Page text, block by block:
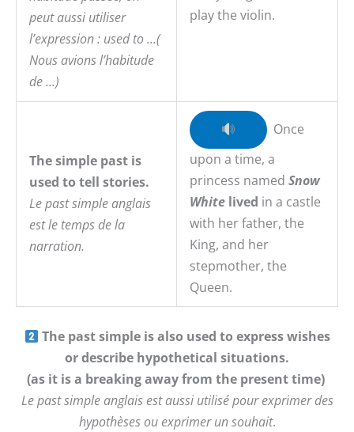
peut aussi utiliser
l’expression : used to …(
Nous avions l’habitude
de …)
play the violin.
The simple past is
used to tell stories.
Le pastsimple anglais
est le temps de la
narration.
Once
upon a time, a
princess named Snow
White lived in a castle
with her father, the
King, and her
stepmother, the
Queen.
The past simple is also used to express wishes
or describe hypothetical situations.
(as it is a breaking away from the present time)
Le pastsimple anglais est aussi utilisé pour exprimer des
hypothèses ou exprimer un souhait.